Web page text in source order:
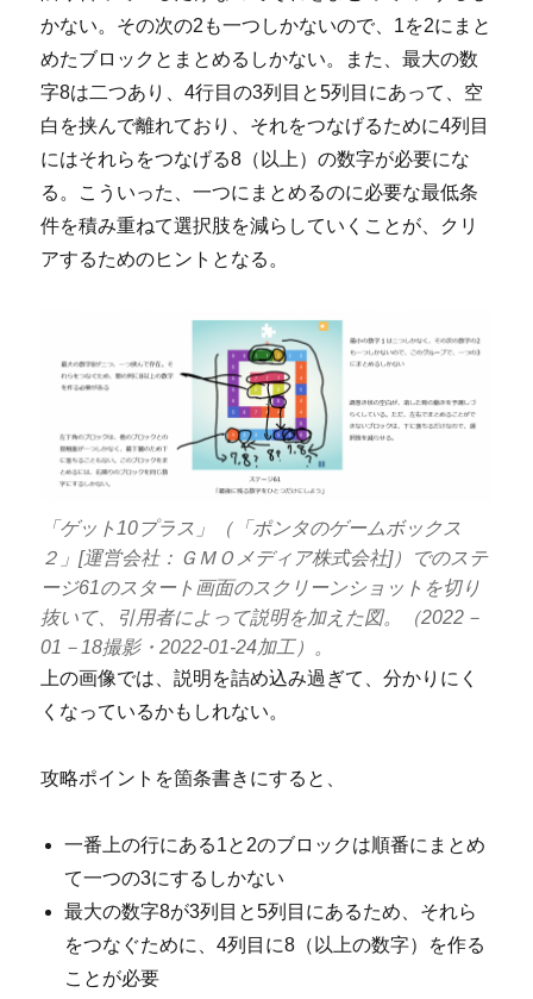
かない。その次の2も一つしかないので、1を2にまと
めたブロックとまとめるしかない。また、最大の数
字8は二つあり、4行目の3列目と5列目にあって、空
白を挟んで離れており、それをつなげるために4列目
にはそれらをつなげる8（以上）の数字が必要にな
る。こういった、一つにまとめるのに必要な最低条
件を積み重ねて選択肢を減らしていくことが、クリ
アするためのヒントとなる。
「ゲット10プラス」（「ポンタのゲームボックス
２」[運営会社：ＧＭＯメディア株式会社]）でのステ
ージ61のスタート画面のスクリーンショットを切り
抜いて、引用者によって説明を加えた図。（2022－
01－18撮影・2022-01-24加工）。
上の画像では、説明を詰め込み過ぎて、分かりにく
くなっているかもしれない。
攻略ポイントを箇条書きにすると、
一番上の行にある1と2のブロックは順番にまとめ
て一つの3にするしかない
最大の数字8が3列目と5列目にあるため、それら
をつなぐために、4列目に8（以上の数字）を作る
ことが必要